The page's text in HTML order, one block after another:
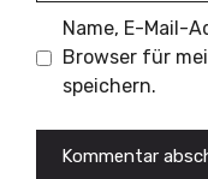
Name, E-Mail-
Browser für
speichern.